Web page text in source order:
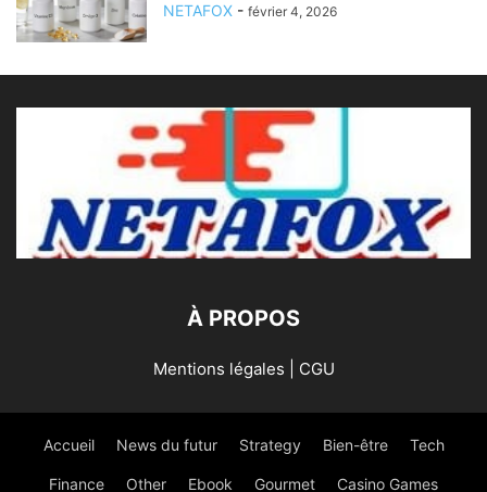
NETAFOX - février 4, 2026
À PROPOS
Mentions légales | CGU
Accueil News du futur Strategy Bien-être Tech
Finance Other Ebook Gourmet Casino Games